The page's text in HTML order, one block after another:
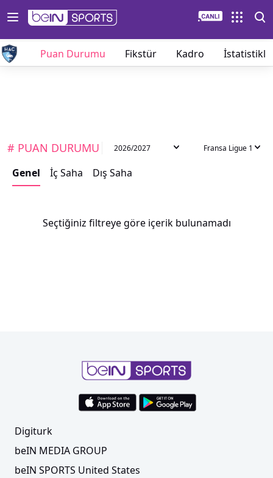
Puan Durumu Fikstür Kadro
# PUAN DURUMU 2026/2027 Fransa Ligue 1
Genel İç Saha Dış Saha
Seçtiğiniz filtreye göre içerik bulunamadı
Digiturk
beIN MEDIA GROUP
beIN SPORTS United States